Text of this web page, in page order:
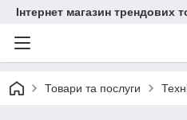
Інтернет магазин трендових
Товари та послуги